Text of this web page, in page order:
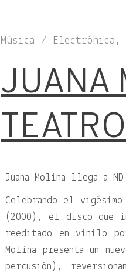
Música / Electrónica,
JUANA
Juana Molina llega a
Celebrando el
(2000), el disco que
reeditado en vinilo
Molina presenta un
percusión),